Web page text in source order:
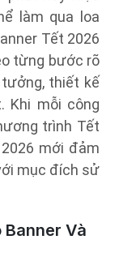
làm qua loa
Tết 2026
từng bước rõ
thiết kế
Khi mỗi công
trình Tết
mới đảm
mục đích sử
Và